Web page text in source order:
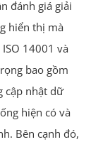
đánh giá giải
hiển thị mà
14001 và
bao gồm
cập nhật dữ
hiện có và
Bên cạnh đó,